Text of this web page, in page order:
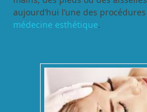
aujourd’hui l’une des
médecine esthétique.